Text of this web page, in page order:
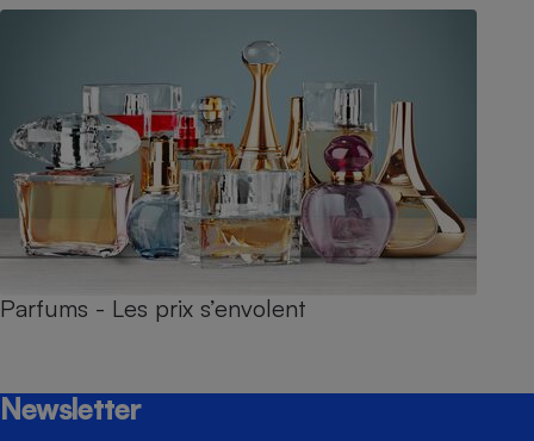
Parfums - Les prix s’envolent
Newsletter